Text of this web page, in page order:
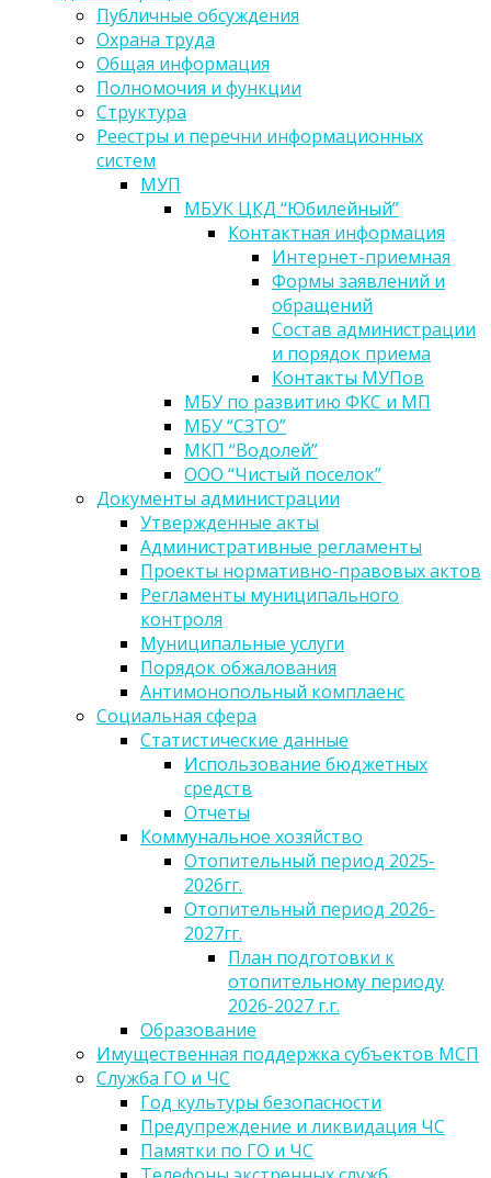
Публичные обсуждения
Охрана труда
Общая информация
Полномочия и функции
Структура
Реестры и перечни информационных
систем
МУП
МБУК ЦКД “Юбилейный”
Контактная информация
Интернет-приемная
Формы заявлений и
обращений
Состав администрации
и порядок приема
Контакты МУПов
МБУ по развитию ФКС и МП
МБУ “СЗТО”
МКП “Водолей”
ООО “Чистый поселок”
Документы администрации
Утвержденные акты
Административные регламенты
Проекты нормативно-правовых актов
Регламенты муниципального
контроля
Муниципальные услуги
Порядок обжалования
Антимонопольный комплаенс
Социальная сфера
Статистические данные
Использование бюджетных
средств
Отчеты
Коммунальное хозяйство
Отопительный период 2025-
2026гг.
Отопительный период 2026-
2027гг.
План подготовки к
отопительному периоду
2026-2027 г.г.
Образование
Имущественная поддержка субъектов МСП
Служба ГО и ЧС
Год культуры безопасности
Предупреждение и ликвидация ЧС
Памятки по ГО и ЧС